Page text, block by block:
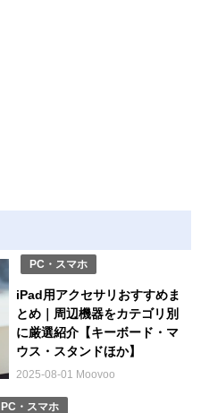
PC・スマホ
iPad用アクセサリおすすめま
とめ｜周辺機器をカテゴリ別
に厳選紹介【キーボード・マ
ウス・スタンドほか】
2025-08-01 Moovoo
PC・スマホ